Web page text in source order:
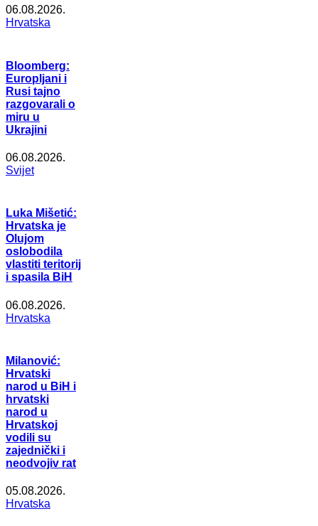
06.08.2026.
Hrvatska
Bloomberg:
Europljani i
Rusi tajno
razgovarali o
miru u
Ukrajini
06.08.2026.
Svijet
Luka Mišetić:
Hrvatska je
Olujom
oslobodila
vlastiti teritorij
i spasila BiH
06.08.2026.
Hrvatska
Milanović:
Hrvatski
narod u BiH i
hrvatski
narod u
Hrvatskoj
vodili su
zajednički i
neodvojiv rat
05.08.2026.
Hrvatska